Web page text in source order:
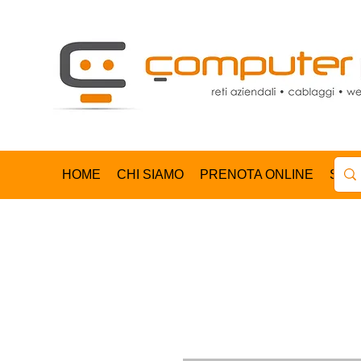
HOME CHI SIAMO PRENOTA ONLINE